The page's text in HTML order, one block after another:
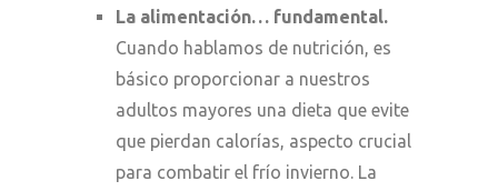
La alimentación… fundamental.
Cuando hablamos de nutrición, es
básico proporcionar a nuestros
adultos mayores una dieta que evite
que pierdan calorías, aspecto crucial
para combatir el frío invierno. La